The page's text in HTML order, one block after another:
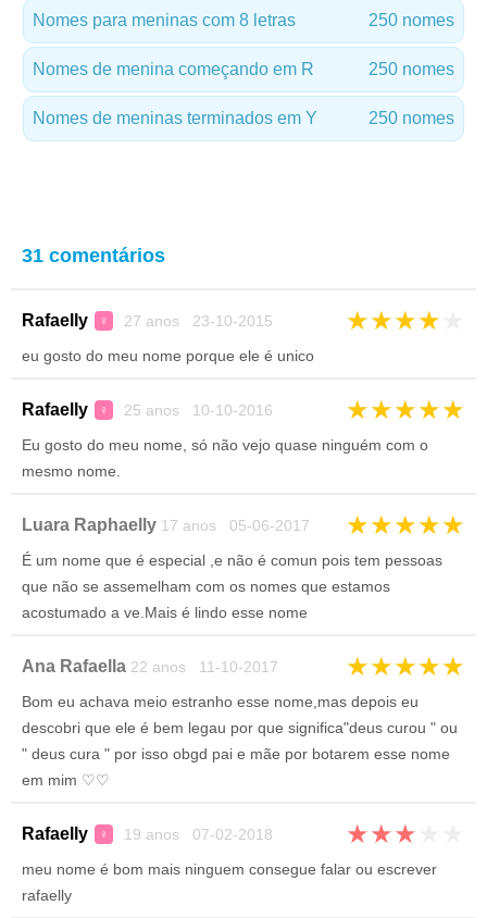
Nomes para meninas com 8 letras 250 nomes
Nomes de menina começando em R 250 nomes
Nomes de meninas terminados em Y 250 nomes
31 comentários
Rafaelly ♀ 27 anos 23-10-2015 ★★★★
eu gosto do meu nome porque ele é unico
Rafaelly ♀ 25 anos 10-10-2016 ★★★★★
Eu gosto do meu nome, só não vejo quase ninguém com o
mesmo nome.
Luara Raphaelly 17 anos 05-06-2017 ★★★★★
É um nome que é especial ,e não é comun pois tem pessoas
que não se assemelham com os nomes que estamos
acostumado a ve.Mais é lindo esse nome
Ana Rafaella 22 anos 11-10-2017 ★★★★★
Bom eu achava meio estranho esse nome,mas depois eu
descobri que ele é bem legau por que significa"deus curou " ou
" deus cura " por isso obgd pai e mãe por botarem esse nome
em mim ♡♡
Rafaelly ♀ 19 anos 07-02-2018 ★★★
meu nome é bom mais ninguem consegue falar ou escrever
rafaelly